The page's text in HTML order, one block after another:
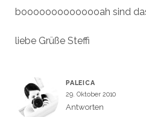
boooooooooooooah sind
liebe Grüße Steffi
PALEICA
29. Oktober 2010
Antworten